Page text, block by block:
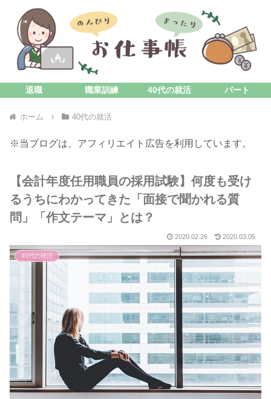
退職 職業訓練 40代の就活 パート
ホーム 40代の就活
※当ブログは、アフィリエイト広告を利用しています。
【会計年度任用職員の採用試験】何度も受け
るうちにわかってきた「面接で聞かれる質
問」「作文テーマ」とは？
2020.02.26 2020.03.05
40代の就活